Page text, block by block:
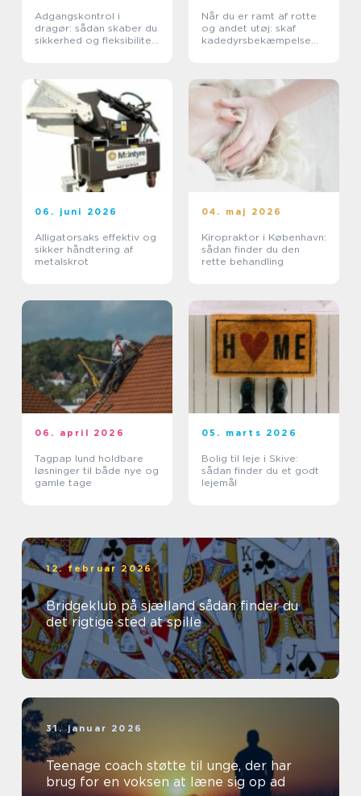
Adgangskontrol i
dragør: sådan skaber du
sikkerhed og fleksibilitet
Når du er ramt af rotte
og andet utøj: skaf
kadedyrsbekæmpelse
06. juni 2026
Alligatorsaks effektiv og
sikker håndtering af
metalskrot
04. maj 2026
Kiropraktor i København:
sådan finder du den
rette behandling
06. april 2026
Tagpap lund holdbare
løsninger til både nye og
gamle tage
05. marts 2026
Bolig til leje i Skive:
sådan finder du et godt
lejemål
12. februar 2026
Bridgeklub på sjælland sådan finder du
det rigtige sted at spille
31. januar 2026
Teenage coach støtte til unge, der har
brug for en voksen at læne sig op ad